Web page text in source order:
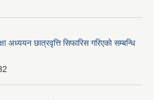
अध्ययन छात्रवृत्ति सिफारिस गरिएकाे सम्बन्धि